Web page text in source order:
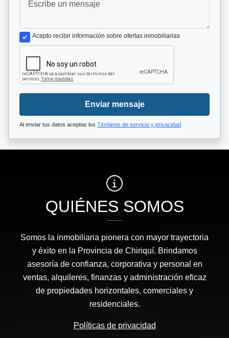
Acepto recibir información sobre ofertas inmobiliarias
Enviar mensaje
Al enviar tus datos aceptas los Términos de servicio y privacidad
QUIÉNES SOMOS
Somos la inmobiliaria pionera con mayor trayectoria
y éxito en la Provincia de Chiriquí. Brindamos
asesoría de confianza, corporativa y personal en
ventas, alquileres, finanzas y administración eficaz
de propiedades horizontales, comerciales y
residenciales.
Políticas de privacidad